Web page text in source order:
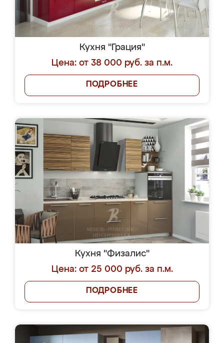
Кухня "Грация"
Цена: от 38 000 руб. за п.м.
ПОДРОБНЕЕ
Кухня "Физалис"
Цена: от 25 000 руб. за п.м.
ПОДРОБНЕЕ